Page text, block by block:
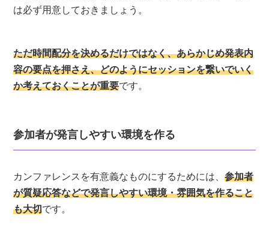
は必ず用意しておきましょう。
ただ時間配分を決めるだけではなく、あらかじめ発表内
容の要点を押さえ、どのようにセッションを繋いでいく
か考えておくことが重要です。
参加者が発言しやすい環境を作る
カンファレンスを有意義なものにするためには、参加者
が質疑応答などで発言しやすい環境・雰囲気を作ること
も大切です。